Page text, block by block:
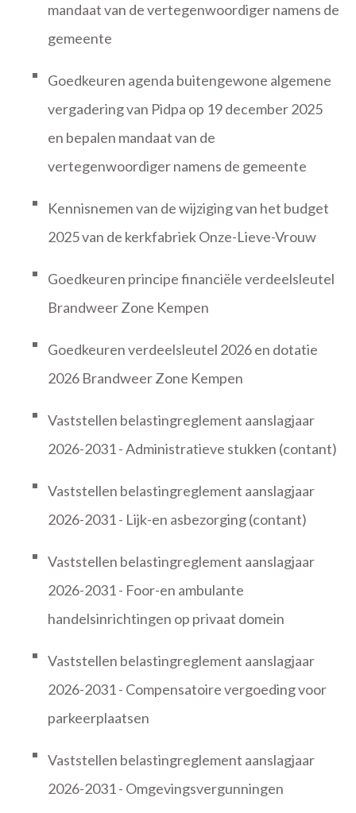
mandaat van de vertegenwoordiger namens de
gemeente
Goedkeuren agenda buitengewone algemene
vergadering van Pidpa op 19 december 2025
en bepalen mandaat van de
vertegenwoordiger namens de gemeente
Kennisnemen van de wijziging van het budget
2025 van de kerkfabriek Onze-Lieve-Vrouw
Goedkeuren principe financiële verdeelsleutel
Brandweer Zone Kempen
Goedkeuren verdeelsleutel 2026 en dotatie
2026 Brandweer Zone Kempen
Vaststellen belastingreglement aanslagjaar
2026-2031 - Administratieve stukken (contant)
Vaststellen belastingreglement aanslagjaar
2026-2031 - Lijk-en asbezorging (contant)
Vaststellen belastingreglement aanslagjaar
2026-2031 - Foor-en ambulante
handelsinrichtingen op privaat domein
Vaststellen belastingreglement aanslagjaar
2026-2031 - Compensatoire vergoeding voor
parkeerplaatsen
Vaststellen belastingreglement aanslagjaar
2026-2031 - Omgevingsvergunningen